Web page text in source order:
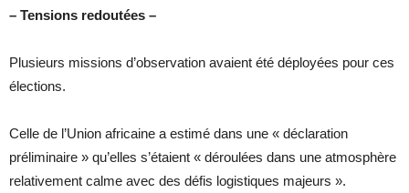
– Tensions redoutées –
Plusieurs missions d’observation avaient été déployées pour ces
élections.
Celle de l’Union africaine a estimé dans une « déclaration
préliminaire » qu’elles s’étaient « déroulées dans une atmosphère
relativement calme avec des défis logistiques majeurs ».